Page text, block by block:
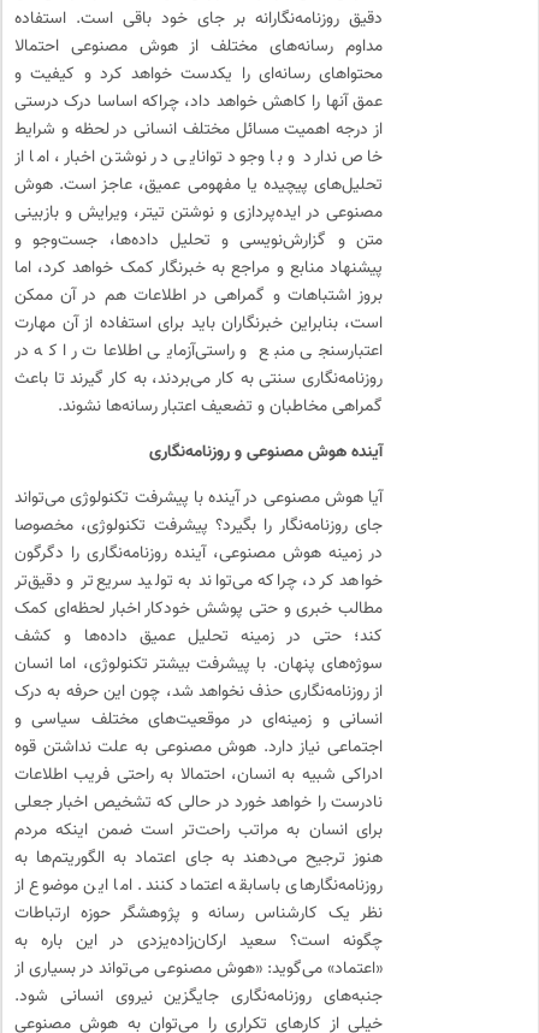
دقیق روزنامه‌نگارانه بر جای خود باقی است. استفاده
مداوم رسانه‌های مختلف از هوش مصنوعی احتمالا
محتواهای رسانه‌ای را یکدست خواهد کرد و کیفیت و
عمق آنها را کاهش خواهد داد، چراکه اساسا درک درستی
از درجه اهمیت مسائل مختلف انسانی در لحظه و شرایط
خاص ندارد و با وجود توانایی در نوشتن اخبار، اما از
تحلیل‌های پیچیده یا مفهومی عمیق، عاجز است. هوش
مصنوعی در ایده‌پردازی و نوشتن تیتر، ویرایش و بازبینی
متن و گزارش‌نویسی و تحلیل داده‌ها، جست‌وجو و
پیشنهاد منابع و مراجع به خبرنگار کمک خواهد کرد، اما
بروز اشتباهات و گمراهی در اطلاعات هم در آن ممکن
است، بنابراین خبرنگاران باید برای استفاده از آن مهارت
اعتبارسنجی منبع و راستی‌آزمایی اطلاعات را که در
روزنامه‌نگاری سنتی به کار می‌بردند، به کار گیرند تا باعث
گمراهی مخاطبان و تضعیف اعتبار رسانه‌ها نشوند.
آینده هوش مصنوعی و روزنامه‌نگاری
آیا هوش مصنوعی در آینده با پیشرفت تکنولوژی می‌تواند
جای روزنامه‌نگار را بگیرد؟ پیشرفت تکنولوژی، مخصوصا
در زمینه هوش مصنوعی، آینده روزنامه‌نگاری را دگرگون
خواهد کرد، چراکه می‌تواند به تولید سریع‌تر و دقیق‌تر
مطالب خبری و حتی پوشش خودکار اخبار لحظه‌ای کمک
کند؛ حتی در زمینه تحلیل عمیق داده‌ها و کشف
سوژه‌های پنهان. با پیشرفت بیشتر تکنولوژی، اما انسان
از روزنامه‌نگاری حذف نخواهد شد، چون این حرفه به درک
انسانی و زمینه‌ای در موقعیت‌های مختلف سیاسی و
اجتماعی نیاز دارد. هوش مصنوعی به علت نداشتن قوه
ادراکی شبیه به انسان، احتمالا به راحتی فریب اطلاعات
نادرست را خواهد خورد در حالی که تشخیص اخبار جعلی
برای انسان به مراتب راحت‌تر است ضمن اینکه مردم
هنوز ترجیح می‌دهند به جای اعتماد به الگوریتم‌ها به
روزنامه‌نگارهای باسابقه اعتماد کنند. اما این موضوع از
نظر یک کارشناس رسانه و پژوهشگر حوزه ارتباطات
چگونه است؟ سعید ارکان‌زاده‌یزدی در این باره به
«اعتماد» می‌گوید: «هوش مصنوعی می‌تواند در بسیاری از
جنبه‌های روزنامه‌نگاری جایگزین نیروی انسانی شود.
خیلی از کارهای تکراری را می‌توان به هوش مصنوعی